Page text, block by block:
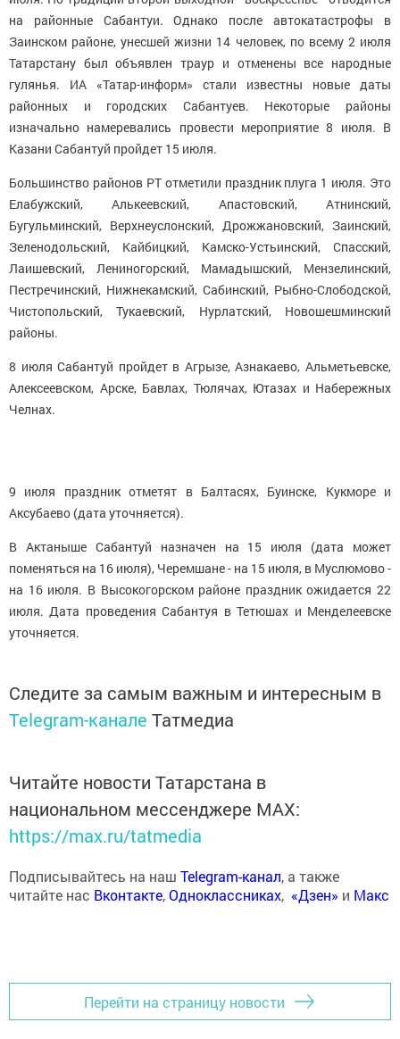
на районные Сабантуи. Однако после автокатастрофы в
Заинском районе, унесшей жизни 14 человек, по всему 2 июля
Татарстану был объявлен траур и отменены все народные
гулянья. ИА «Татар-информ» стали известны новые даты
районных и городских Сабантуев. Некоторые районы
изначально намеревались провести мероприятие 8 июля. В
Казани Сабантуй пройдет 15 июля.
Большинство районов РТ отметили праздник плуга 1 июля. Это
Елабужский, Алькеевский, Апастовский, Атнинский,
Бугульминский, Верхнеуслонский, Дрожжановский, Заинский,
Зеленодольский, Кайбицкий, Камско-Устьинский, Спасский,
Лаишевский, Лениногорский, Мамадышский, Мензелинский,
Пестречинский, Нижнекамский, Сабинский, Рыбно-Слободской,
Чистопольский, Тукаевский, Нурлатский, Новошешминский
районы.
8 июля Сабантуй пройдет в Агрызе, Азнакаево, Альметьевске,
Алексеевском, Арске, Бавлах, Тюлячах, Ютазах и Набережных
Челнах.
9 июля праздник отметят в Балтасях, Буинске, Кукморе и
Аксубаево (дата уточняется).
В Актаныше Сабантуй назначен на 15 июля (дата может
поменяться на 16 июля), Черемшане - на 15 июля, в Муслюмово -
на 16 июля. В Высокогорском районе праздник ожидается 22
июля. Дата проведения Сабантуя в Тетюшах и Менделеевске
уточняется.
Следите за самым важным и интересным в
Telegram-канале Татмедиа
Читайте новости Татарстана в
национальном мессенджере MАХ:
https://max.ru/tatmedia
Подписывайтесь на наш Telegram-канал, а также
читайте нас Вконтакте,Одноклассниках, «Дзен» и Макс
Перейти на страницу новости